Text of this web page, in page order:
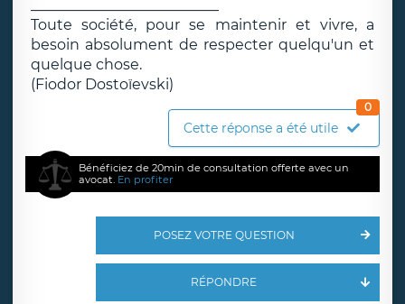
Toute société, pour se maintenir et vivre, a
besoin absolument de respecter quelqu'un et
quelque chose.
(Fiodor Dostoïevski)
Cette réponse a été utile
0
Bénéficiez de 20min de consultation offerte avec un
avocat. En profiter
POSEZ VOTRE QUESTION
RÉPONDRE